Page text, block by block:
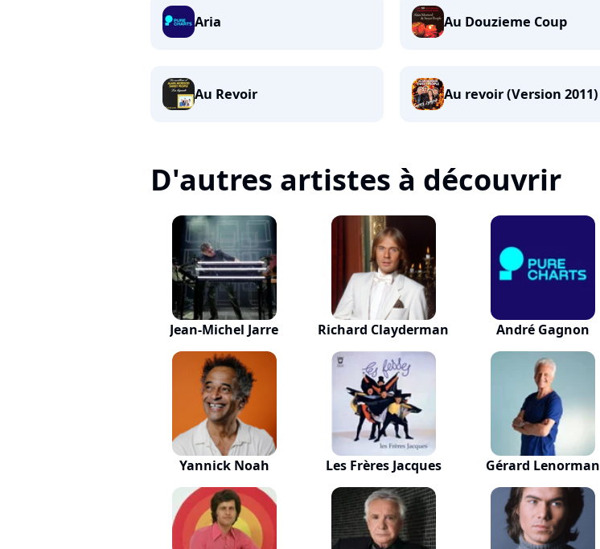
Aria Au Douzieme Coup
Au Revoir Au revoir (Version 2011)
D'autres artistes à découvrir
Jean-Michel Jarre Richard Clayderman André Gagnon
Yannick Noah Les Frères Jacques Gérard Lenorman